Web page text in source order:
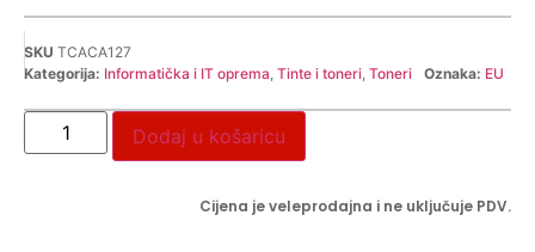
SKU TCACA127
Kategorija: Informatička i IT oprema Tinte i toneri Toneri Oznaka: EU
Dodaj u košaricu
Cijena je veleprodajna i ne uključuje PDV.